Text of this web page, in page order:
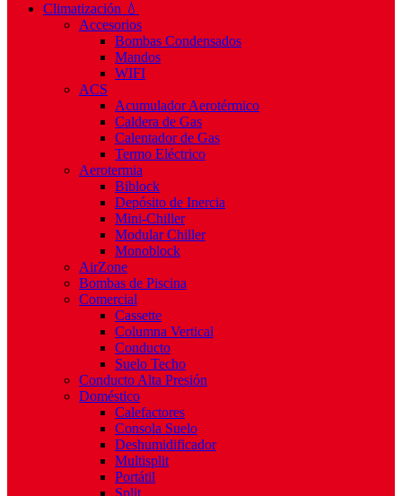
Climatización 💧
Accesorios
Bombas Condensados
Mandos
WIFI
ACS
Acumulador Aerotérmico
Caldera de Gas
Calentador de Gas
Termo Eléctrico
Aerotermia
Biblock
Depósito de Inercia
Mini-Chiller
Modular Chiller
Monoblock
AirZone
Bombas de Piscina
Comercial
Cassette
Columna Vertical
Conducto
Suelo Techo
Conducto Alta Presión
Doméstico
Calefactores
Consola Suelo
Deshumidificador
Multisplit
Portátil
Split